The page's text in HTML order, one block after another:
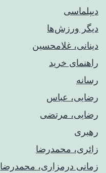
دیپلماسی
دیگر ورزش‌ها
دینانی، غلامحسین
راهنمای خريد
رسانه
رضایی، عباس
رضایی، مرتضی
رهبری
زائری، محمدرضا
زمانی درمزاری، محمدرضا